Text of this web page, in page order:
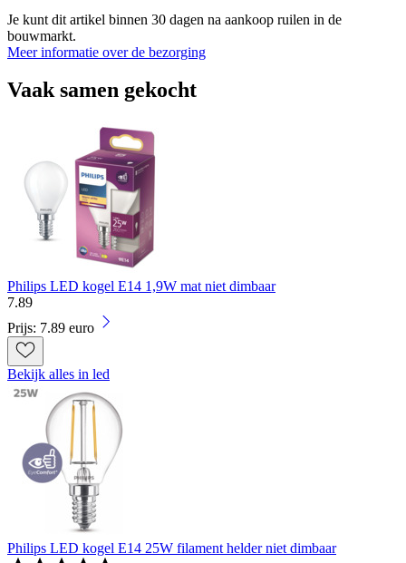
Je kunt dit artikel binnen 30 dagen na aankoop ruilen in de
bouwmarkt.
Meer informatie over de bezorging
Vaak samen gekocht
Philips LED kogel E14 1,9W mat niet dimbaar
7.89
Prijs: 7.89 euro
Bekijk alles in led
Philips LED kogel E14 25W filament helder niet dimbaar